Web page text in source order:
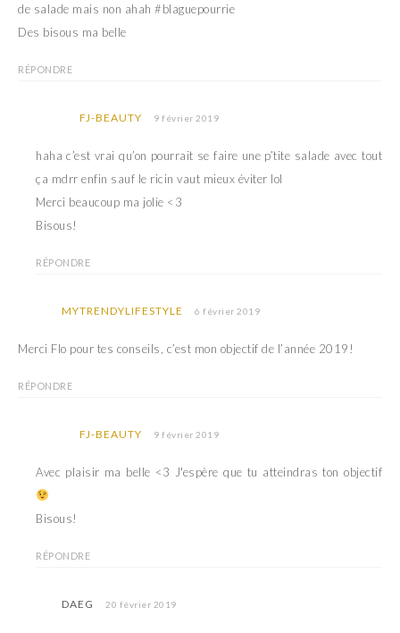
de salade mais non ahah #blaguepourrie
Des bisous ma belle
RÉPONDRE
FJ-BEAUTY 9 février 2019
haha c’est vrai qu’on pourrait se faire une p’tite salade avec tout
ça mdrr enfin sauf le ricin vaut mieux éviter lol
Merci beaucoup ma jolie <3
Bisous!
RÉPONDRE
MYTRENDYLIFESTYLE 6 février 2019
Merci Flo pour tes conseils, c’est mon objectif de l’année 2019!
RÉPONDRE
FJ-BEAUTY 9 février 2019
Avec plaisir ma belle <3 J'espère que tu atteindras ton objectif
Bisous!
RÉPONDRE
DAEG 20 février 2019